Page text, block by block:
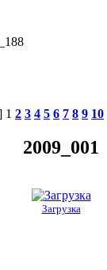
1 2 3 4 5 6 7 8 9 10
2009_001
Загрузка